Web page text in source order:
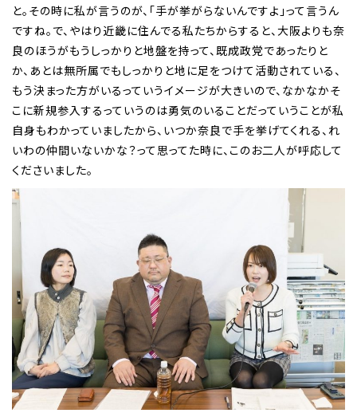
と。その時に私が言うのが、「手が挙がらないんですよ」って言うん
ですね。で、やはり近畿に住んでる私たちからすると、大阪よりも奈
良のほうがもうしっかりと地盤を持って、既成政党であったりと
か、あとは無所属でもしっかりと地に足をつけて活動されている、
もう決まった方がいるっていうイメージが大きいので、なかなかそ
こに新規参入するっていうのは勇気のいることだっていうことが私
自身もわかっていましたから、いつか奈良で手を挙げてくれる、れ
いわの仲間いないかな？って思ってた時に、このお二人が呼応して
くださいました。